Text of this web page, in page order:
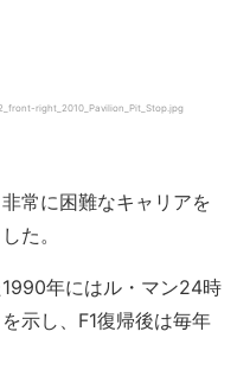
right_2010_Pavilion_Pit_Stop.jpg
常に困難なキャリアを
た。
年にはル・マン24時
示し、F1復帰後は毎年